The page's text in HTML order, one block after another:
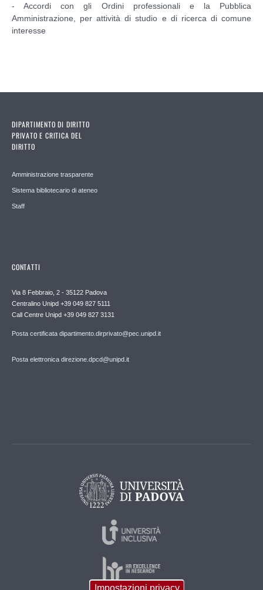
- Accordi con gli Ordini professionali e la Pubblica
Amministrazione, per attività di studio e di ricerca di comune
interesse
DIPARTIMENTO DI DIRITTO
PRIVATO E CRITICA DEL
DIRITTO
Amministrazione trasparente
Sistema bibliotecario di ateneo
Staff
CONTATTI
Via 8 Febbraio, 2 - 35122 Padova
Centralino Unipd +39 049 827 5111
Call Centre Unipd +39 049 827 3131
Posta certificata dipartimento.dirprivato@pec.unipd.it
Posta elettronica direzione.dpcd@unipd.it
Impostazioni privacy